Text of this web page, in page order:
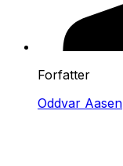
Forfatter
Oddvar Aasen